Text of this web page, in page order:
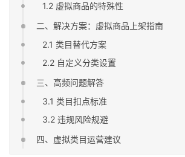
1.2 虚拟商品的特殊性
二、解决方案：虚拟商品上架指南
2.1 类目替代方案
2.2 自定义分类设置
三、高频问题解答
3.1 类目扣点标准
3.2 违规风险规避
四、虚拟类目运营建议